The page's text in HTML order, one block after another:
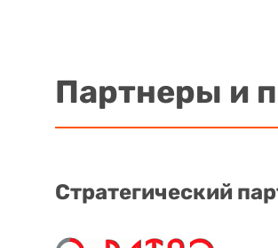
Партнеры и
Стратегический